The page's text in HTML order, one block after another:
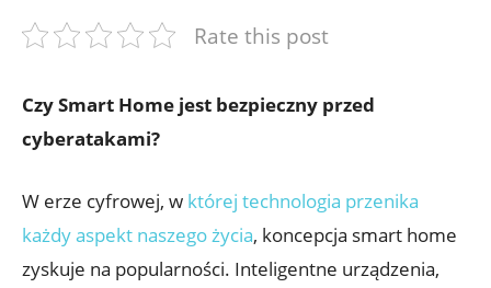
Rate this post
Czy⁤ Smart Home jest ​bezpieczny przed
cyberatakami?
W erze cyfrowej, w której technologia przenika
każdy aspekt naszego życia, koncepcja smart home
zyskuje na popularności. Inteligentne⁤ urządzenia,